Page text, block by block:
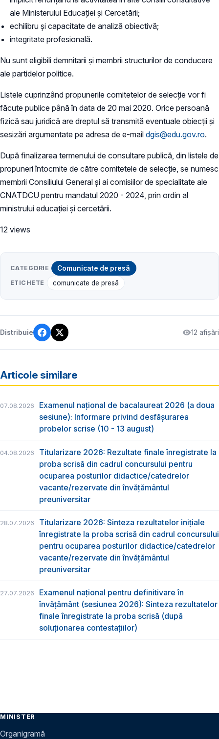
ale Ministerului Educației și Cercetării;
echilibru şi capacitate de analiză obiectivă;
integritate profesională.
Nu sunt eligibili demnitarii şi membrii structurilor de conducere
ale partidelor politice.
Listele cuprinzând propunerile comitetelor de selecție vor fi
făcute publice până în data de 20 mai 2020. Orice persoană
fizică sau juridică are dreptul să transmită eventuale obiecții și
sesizări argumentate pe adresa de e-mail dgis@edu.gov.ro.
După finalizarea termenului de consultare publică, din listele de
propuneri întocmite de către comitetele de selecție, se numesc
membrii Consiliului General și ai comisiilor de specialitate ale
CNATDCU pentru mandatul 2020 - 2024, prin ordin al
ministrului educației și cercetării.
12 views
CATEGORIE Comunicate de presă
ETICHETE comunicate de presă
Distribuie 12 afișări
Articole similare
07.08.2026
Examenul național de bacalaureat 2026 (a doua
sesiune): Informare privind desfășurarea
probelor scrise (10 - 13 august)
04.08.2026
Titularizare 2026: Rezultate finale înregistrate la
proba scrisă din cadrul concursului pentru
ocuparea posturilor didactice/catedrelor
vacante/rezervate din învăţământul
preuniversitar
28.07.2026
Titularizare 2026: Sinteza rezultatelor inițiale
înregistrate la proba scrisă din cadrul concursului
pentru ocuparea posturilor didactice/catedrelor
vacante/rezervate din învăţământul
preuniversitar
27.07.2026
Examenul național pentru definitivare în
învățământ (sesiunea 2026): Sinteza rezultatelor
finale înregistrate la proba scrisă (după
soluționarea contestațiilor)
MINISTER
Organigramă